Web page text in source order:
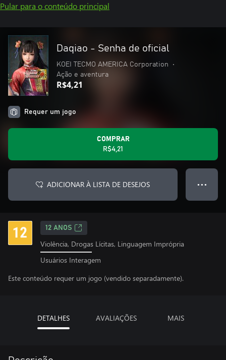
Pular para o conteúdo principal
Daqiao - Senha de oficial
KOEI TECMO AMERICA Corporation
•
Ação e aventura
R$4,21
Requer um jogo
COMPRAR
R$4,21
ADICIONAR À LISTA DE DESEJOS ● ● ●
12 ANOS
Violência, Drogas Lícitas, Linguagem Imprópria
Usuários Interagem
Este conteúdo requer um jogo (vendido separadamente).
DETALHES AVALIAÇÕES MAIS